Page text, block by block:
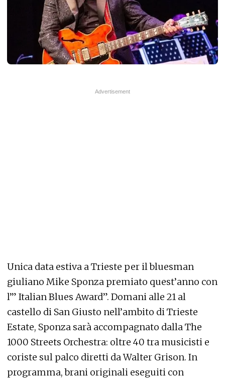
Unica data estiva a Trieste per il bluesman
giuliano Mike Sponza premiato quest’anno con
l’” Italian Blues Award”. Domani alle 21 al
castello di San Giusto nell’ambito di Trieste
Estate, Sponza sarà accompagnato dalla The
1000 Streets Orchestra: oltre 40 tra musicisti e
coriste sul palco diretti da Walter Grison. In
programma, brani originali eseguiti con